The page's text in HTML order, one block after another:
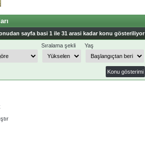
sayfa basi 1 ile 31 arasi kadar konu gösteriliyor
Sıralama şekli Yaş